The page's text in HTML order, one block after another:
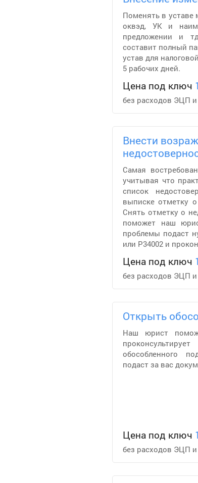
Поменять в уставе
оквэд, УК и
предложении и
составит полный
устав для
5 рабочих дней.
Цена под ключ
без расходов ЭЦП
Внести
Самая
учитывая что
список
выписке отметку
Снять отметку о
поможет наш
проблемы подаст
или Р34002 и
Цена под ключ
без расходов ЭЦП
Открыть
Наш юрист
обособленного
подаст за вас
Цена под ключ
без расходов ЭЦП